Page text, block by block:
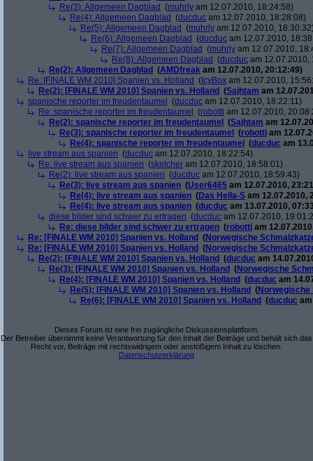
Re(3): Allgemeen Dagblad (muhrly am 12.07.2010, 18:24:58)
Re(4): Allgemeen Dagblad (ducduc am 12.07.2010, 18:28:08)
Re(5): Allgemeen Dagblad (muhrly am 12.07.2010,
Re(6): Allgemeen Dagblad (ducduc am 12.07.2010,
Re(7): Allgemeen Dagblad (muhrly am 12.07.2010,
Re(8): Allgemeen Dagblad (ducduc am 12.07.2010,
Re(2): Allgemeen Dagblad (AMDfreak am 12.07.2010, 20:12:49)
Re: [FINALE WM 2010] Spanien vs. Holland ( IcyBox am 12.07.2010,
Re(2): [FINALE WM 2010] Spanien vs. Holland (Sajhtam am
spanische reporter im freudentaumel
(ducduc am 12.07.2010, 18:22:11)
Re: spanische reporter im freudentaumel
(robotti am 12.07.2010,
Re(2): spanische reporter im freudentaumel
(Sajhtam am
Re(3): spanische reporter im freudentaumel
(robotti am
Re(4): spanische reporter im freudentaumel
(ducduc am
live stream aus spanien (ducduc am 12.07.2010, 18:22:54)
Re: live stream aus spanien (sketcher am 12.07.2010, 18:58:01)
Re(2): live stream aus spanien (ducduc am 12.07.2010, 18:59:43)
Re(3): live stream aus spanien (User6465 am 12.07.2010,
Re(4): live stream aus spanien (Das Hella-S am 12.07.2010,
Re(4): live stream aus spanien (ducduc am 13.07.2010,
diese bilder sind schwer zu ertragen (ducduc am 12.07.2010,
Re: diese bilder sind schwer zu ertragen (robotti am
Re: [FINALE WM 2010] Spanien vs. Holland (Norwegische
Re: [FINALE WM 2010] Spanien vs. Holland (Norwegische
Re(2): [FINALE WM 2010] Spanien vs. Holland (ducduc am
Re(3): [FINALE WM 2010] Spanien vs. Holland (Norwegische
Re(4): [FINALE WM 2010] Spanien vs. Holland (ducduc am
Re(5): [FINALE WM 2010] Spanien vs. Holland (
Re(6): [FINALE WM 2010] Spanien vs. Holland (ducduc
Dieses Forum ist eine frei zugängliche Diskussionsplattform.
Der Betreiber übernimmt keine Verantwortung für den Inhalt der Beiträge und behält sich das
Recht vor, Beiträge mit rechtswidrigem oder anstößigem Inhalt zu löschen.
Datenschutzerklärung